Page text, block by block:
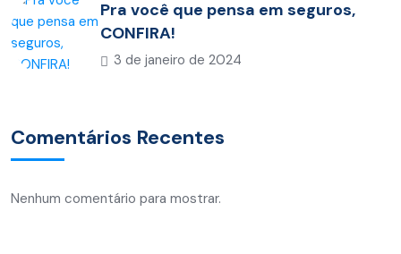
Pra você que pensa em seguros,
CONFIRA!
3 de janeiro de 2024
Comentários Recentes
Nenhum comentário para mostrar.